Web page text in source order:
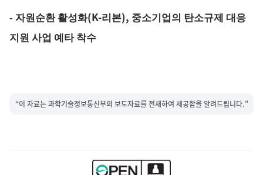
- 자원순환 활성화(K-리본), 중소기업의 탄소규제 대응
지원 사업 예타 착수
“이 자료는 과학기술정보통신부의 보도자료를 전재하여 제공함을 알려드립니다.”